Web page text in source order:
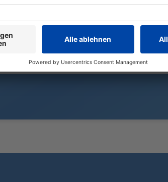
München doch nicht zum Heimsieg.